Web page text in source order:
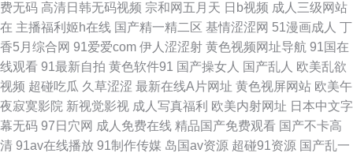
五月婷婷六月花 超碰在线个人 久久神马久久 亚洲三级片网 超碰草碰 久久免
费视频21 日韩中文在线观看 91网站在线入口 激情片在線 伊人精品福利视频
嫖妓自拍 欧美专区第二页 伊人成人在线网 超碰av人人 九九热精品视频 日韩
费无码 高清日韩无码视频 宗和网五月天 日b视频 成人三级网站
在 主播福利姬h在线 国产精一精二区 基情涩涩网 51漫画成人 丁
香5月综合网 91爱爱com 伊人涩涩射 黄色视频网址导航 91国在
线观看 91最新自拍 黄色软件91 国产操女人 国产乱人 欧美乱欲
视频 超碰吃瓜 久草涩涩 最新在线A片网址 黄色视屏网站 欧美午
夜寂寞影院 新视觉影视 成人写真福利 欧美内射网址 日本中文字
幕无码 97日穴网 成人免费在线 精品国产免费观看 国产不卡高
清 91av在线播放 91制作传媒 岛国av资源 超碰91资源 国产乱一